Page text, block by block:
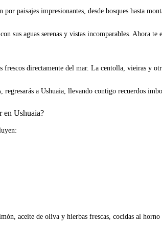
paisajes impresionantes, desde bosques hasta
sus aguas serenas y vistas incomparables. Ahora
directamente del mar. La centolla, vieiras y
regresarás a Ushuaia, llevando contigo recuerdos
en Ushuaia?
aceite de oliva y hierbas frescas, cocidas al